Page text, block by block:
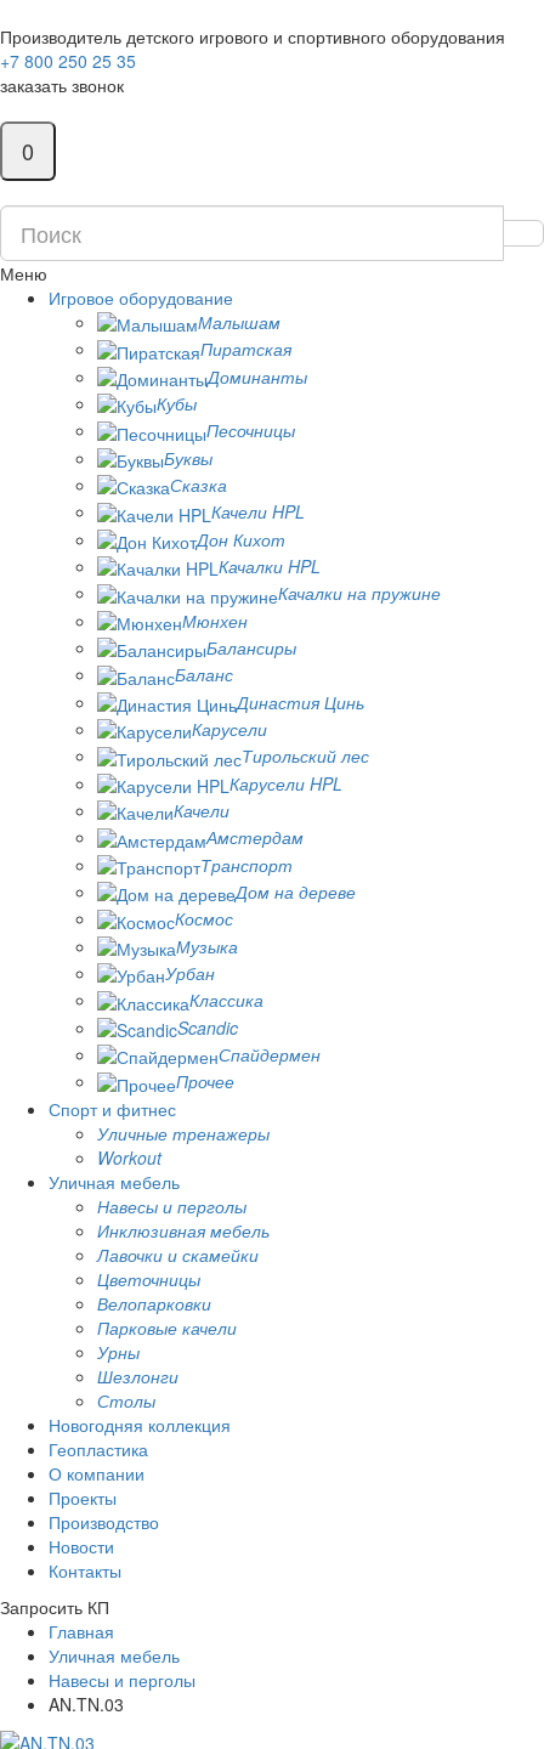
Производитель детского игрового и спортивного оборудования
+7 800 250 25 35
заказать звонок
0
Меню
Игровое оборудование
Малышам
Пиратская
Доминанты
Кубы
Песочницы
Буквы
Сказка
Качели HPL
Дон Кихот
Качалки HPL
Качалки на пружине
Мюнхен
Балансиры
Баланс
Династия Цинь
Карусели
Тирольский лес
Карусели HPL
Качели
Амстердам
Транспорт
Дом на дереве
Космос
Музыка
Урбан
Классика
Scandic
Спайдермен
Прочее
Спорт и фитнес
Уличные тренажеры
Workout
Уличная мебель
Навесы и перголы
Инклюзивная мебель
Лавочки и скамейки
Цветочницы
Велопарковки
Парковые качели
Урны
Шезлонги
Столы
Новогодняя коллекция
Геопластика
О компании
Проекты
Производство
Новости
Контакты
Запросить КП
Главная
Уличная мебель
Навесы и перголы
AN.TN.03